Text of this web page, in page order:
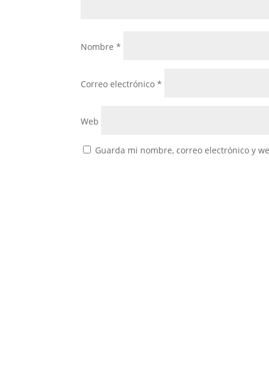
Nombre*
Correo electrónico*
Web
Guarda mi nombre, correo electrónico y